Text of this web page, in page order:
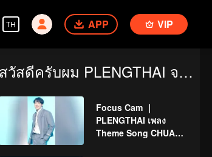
TH APP VIP
สวัสดีครับผม PLENGTHAI จาก CHUANG ASIA S2 ครับ
Focus Cam ｜
PLENGTHAI เพลง
Theme Song CHUANG